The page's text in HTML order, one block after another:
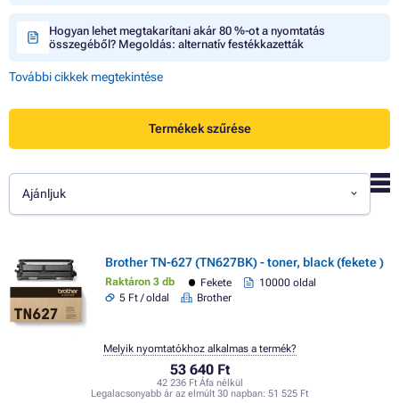
Hogyan lehet megtakarítani akár 80 %-ot a nyomtatás
összegéből? Megoldás: alternatív festékkazetták
További cikkek megtekintése
Termékek szűrése
Ajánljuk
Brother TN-627 (TN627BK) - toner, black (fekete )
Raktáron 3 db Fekete
10000 oldal
5 Ft / oldal
Brother
53 640 Ft
42 236 Ft Áfa nélkül
Legalacsonyabb ár az elmúlt 30 napban: 51 525 Ft
Melyik nyomtatókhoz alkalmas a termék?